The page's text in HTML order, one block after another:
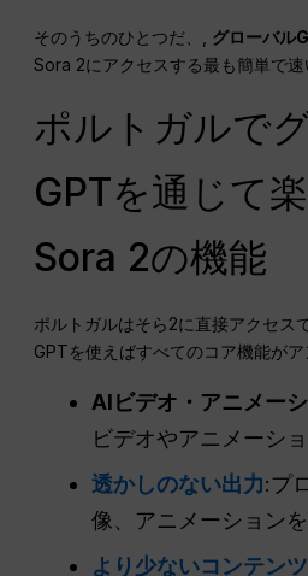
そのうちのひとつだ、, グローバル
Sora 2にアクセスする最も簡単で速
ポルトガルで
GPTを通じて
Sora 2の機能
ポルトガルはそら2に直接アクセス
GPTを使えばすべてのコア機能がア
AIビデオ・アニメー
ビデオやアニメーシ
透かしのない出力:プ
像、アニメーション
より少ないコンテン